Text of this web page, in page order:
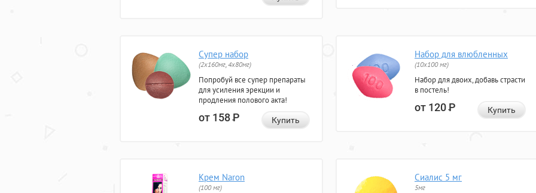
Супер набор
(2х160мг, 4х80мг)
Попробуй все супер препараты
для усиления эрекции и
продления полового акта!
от 158Р Купить
Набор для влюбленных
(10х100 мг)
Набор для двоих, добавь страсти
в постель!
от 120Р Купить
Крем Naron
(100 мг)
Сиалис 5 мг
5мг